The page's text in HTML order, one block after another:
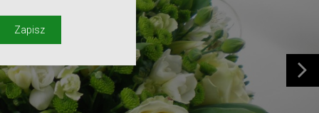
Zapisz